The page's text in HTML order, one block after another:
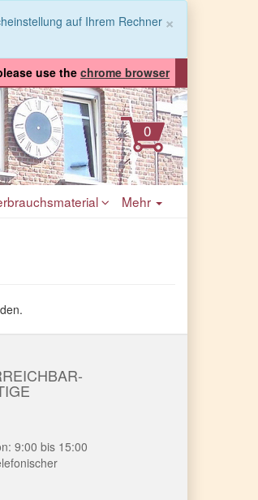
×
auf Ihrem Rechner
use the chrome browser
Mehr
9:00 bis 15:00